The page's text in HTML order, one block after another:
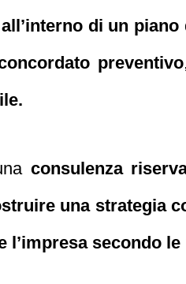
di un
preventivo
consulenza
una strategia
secondo le